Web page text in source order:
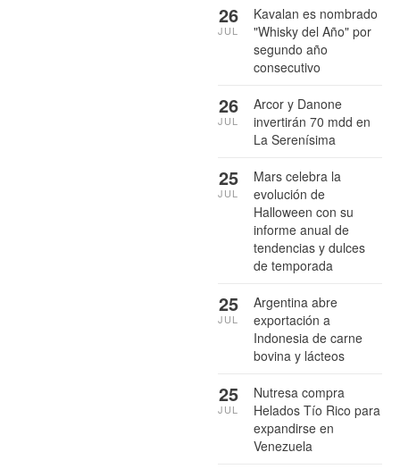
Kavalan es nombrado
"Whisky del Año" por
segundo año
consecutivo
26
JUL
Arcor y Danone
invertirán 70 mdd en
La Serenísima
26
JUL
Mars celebra la
evolución de
Halloween con su
informe anual de
tendencias y dulces
de temporada
25
JUL
Argentina abre
exportación a
Indonesia de carne
bovina y lácteos
25
JUL
Nutresa compra
Helados Tío Rico para
expandirse en
Venezuela
25
JUL